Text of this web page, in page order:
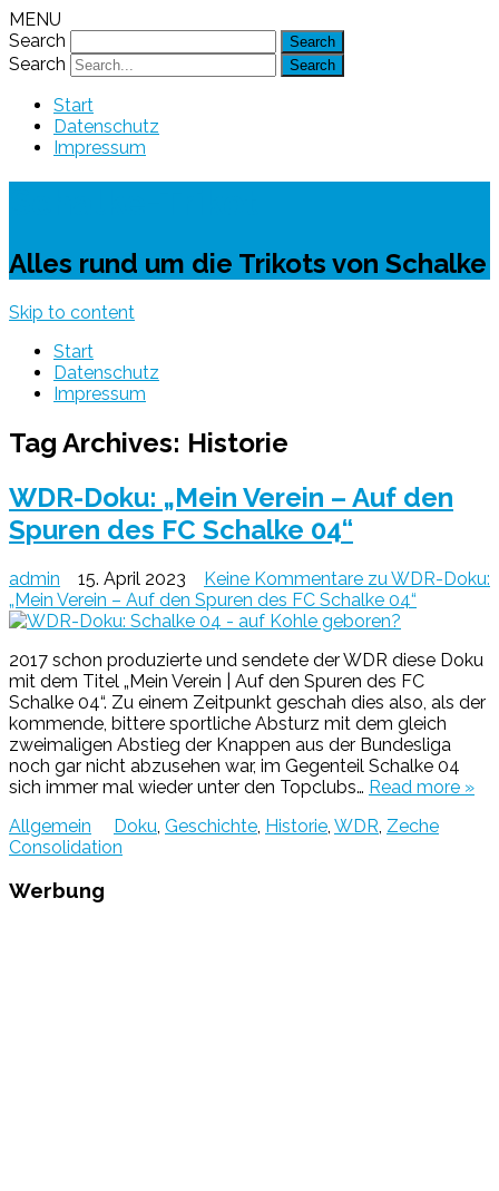
MENU
Search
Search
Start
Datenschutz
Impressum
Alles rund um die Trikots von Schalke
Skip to content
Start
Datenschutz
Impressum
Tag Archives: Historie
WDR-Doku: „Mein Verein – Auf den
Spuren des FC Schalke 04“
admin 15. April 2023 Keine Kommentare zu WDR-Doku:
„Mein Verein – Auf den Spuren des FC Schalke 04“
2017 schon produzierte und sendete der WDR diese Doku
mit dem Titel „Mein Verein | Auf den Spuren des FC
Schalke 04“. Zu einem Zeitpunkt geschah dies also, als der
kommende, bittere sportliche Absturz mit dem gleich
zweimaligen Abstieg der Knappen aus der Bundesliga
noch gar nicht abzusehen war, im Gegenteil Schalke 04
sich immer mal wieder unter den Topclubs… Read more »
Allgemein
Doku Geschichte Historie WDR Zeche
Consolidation
Werbung